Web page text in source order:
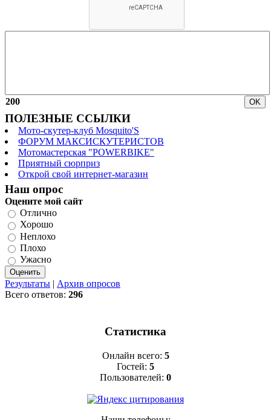
200
ПОЛЕЗНЫЕ ССЫЛКИ
Мото-скутер-клуб Mosquito'S
ФОРУМ МАКСИСКУТЕРИСТОВ
Мотомастерская "POWERBIKE"
Приятный сюрприз
Открой свой интернет-магазин
Наш опрос
Оцените мой сайт
Отлично
Хорошо
Неплохо
Плохо
Ужасно
Результаты | Архив опросов
Всего ответов: 296
Статистика
Онлайн всего: 5
Гостей: 5
Пользователей: 0